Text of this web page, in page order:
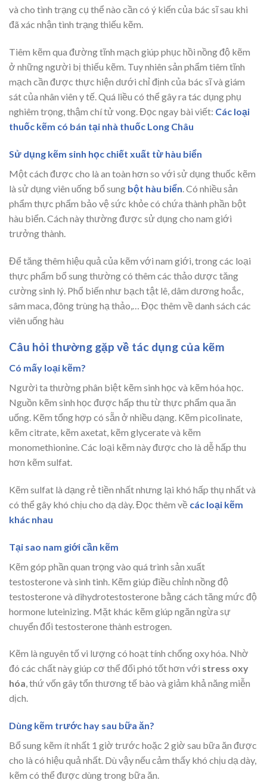
và cho tình trạng cụ thể nào cần có ý kiến của bác sĩ sau khi
đã xác nhận tình trạng thiếu kẽm.
Tiêm kẽm qua đường tĩnh mạch giúp phục hồi nồng độ kẽm
ở những người bị thiếu kẽm. Tuy nhiên sản phẩm tiêm tĩnh
mạch cần được thực hiện dưới chỉ định của bác sĩ và giám
sát của nhân viên y tế. Quá liều có thể gây ra tác dụng phụ
nghiêm trọng, thậm chí tử vong. Đọc ngay bài viết: Các loại
thuốc kẽm có bán tại nhà thuốc Long Châu
Sử dụng kẽm sinh học chiết xuất từ hàu biển
Một cách được cho là an toàn hơn so với sử dụng thuốc kẽm
là sử dụng viên uống bổ sung bột hàu biển . Có nhiều sản
phẩm thực phẩm bảo vệ sức khỏe có chứa thành phần bột
hàu biển. Cách này thường được sử dụng cho nam giới
trưởng thành.
Để tăng thêm hiệu quả của kẽm với nam giới, trong các loại
thực phẩm bổ sung thường có thêm các thảo dược tăng
cường sinh lý. Phổ biến như bạch tật lê, dâm dương hoắc,
sâm maca, đông trùng hạ thảo,… Đọc thêm về danh sách các
viên uống hàu
Câu hỏi thường gặp về tác dụng của kẽm
Có mấy loại kẽm?
Người ta thường phân biệt kẽm sinh học và kẽm hóa học.
Nguồn kẽm sinh học được hấp thu từ thực phẩm qua ăn
uống. Kẽm tổng hợp có sẵn ở nhiều dạng. Kẽm picolinate,
kẽm citrate, kẽm axetat, kẽm glycerate và kẽm
monomethionine. Các loại kẽm này được cho là dễ hấp thu
hơn kẽm sulfat.
Kẽm sulfat là dạng rẻ tiền nhất nhưng lại khó hấp thụ nhất và
có thể gây khó chịu cho dạ dày. Đọc thêm về các loại kẽm
khác nhau
Tại sao nam giới cần kẽm
Kẽm góp phần quan trọng vào quá trình sản xuất
testosterone và sinh tinh. Kẽm giúp điều chỉnh nồng độ
testosterone và dihydrotestosterone bằng cách tăng mức độ
hormone luteinizing. Mặt khác kẽm giúp ngăn ngừa sự
chuyển đổi testosterone thành estrogen.
Kẽm là nguyên tố vi lượng có hoạt tính chống oxy hóa. Nhờ
đó các chất này giúp cơ thể đối phó tốt hơn với stress oxy
hóa, thứ vốn gây tổn thương tế bào và giảm khả năng miễn
dịch.
Dùng kẽm trước hay sau bữa ăn?
Bổ sung kẽm ít nhất 1 giờ trước hoặc 2 giờ sau bữa ăn được
cho là có hiệu quả nhất. Dù vậy nếu cảm thấy khó chịu dạ dày,
kẽm có thể được dùng trong bữa ăn.